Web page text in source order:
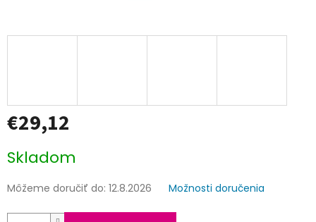
€29,12
cena:
Skladom
Môžeme doručiť do: 12.8.2026 Možnosti doručenia